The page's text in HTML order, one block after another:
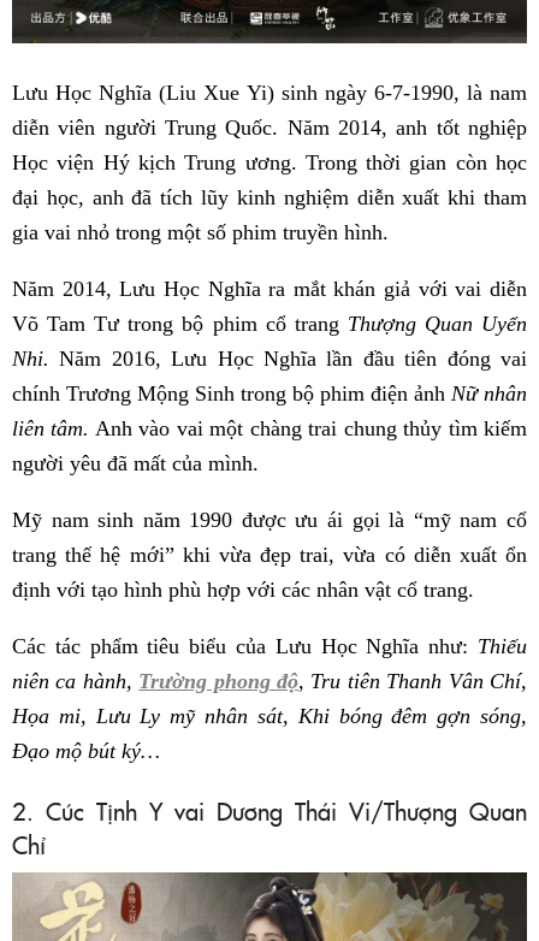
Lưu Học Nghĩa (Liu Xue Yi) sinh ngày 6-7-1990, là nam
diễn viên người Trung Quốc. Năm 2014, anh tốt nghiệp
Học viện Hý kịch Trung ương. Trong thời gian còn học
đại học, anh đã tích lũy kinh nghiệm diễn xuất khi tham
gia vai nhỏ trong một số phim truyền hình.
Năm 2014, Lưu Học Nghĩa ra mắt khán giả với vai diễn
Võ Tam Tư trong bộ phim cổ trang Thượng Quan Uyển
Nhi. Năm 2016, Lưu Học Nghĩa lần đầu tiên đóng vai
chính Trương Mộng Sinh trong bộ phim điện ảnh Nữ nhân
liên tâm. Anh vào vai một chàng trai chung thủy tìm kiếm
người yêu đã mất của mình.
Mỹ nam sinh năm 1990 được ưu ái gọi là “mỹ nam cổ
trang thế hệ mới” khi vừa đẹp trai, vừa có diễn xuất ổn
định với tạo hình phù hợp với các nhân vật cổ trang.
Các tác phẩm tiêu biểu của Lưu Học Nghĩa như: Thiếu
niên ca hành, Trường phong độ, Tru tiên Thanh Vân Chí,
Họa mi, Lưu Ly mỹ nhân sát, Khi bóng đêm gợn sóng,
Đạo mộ bút ký…
2. Cúc Tịnh Y vai Dương Thái Vi/Thượng Quan
Chỉ